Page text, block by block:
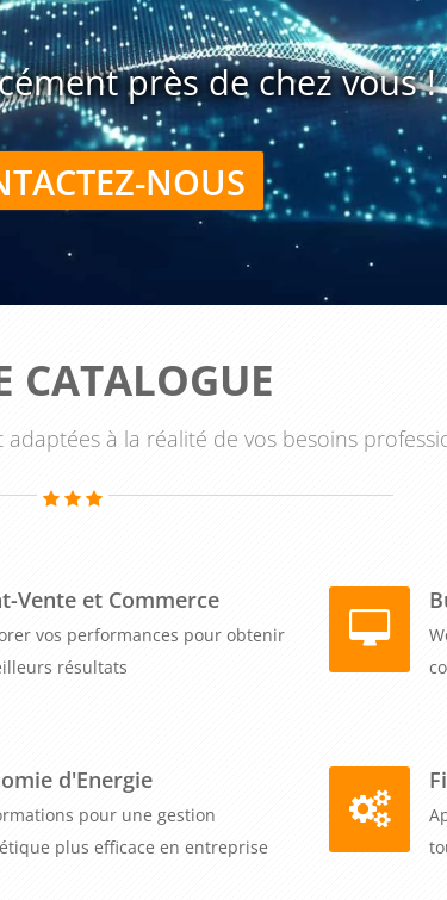
près de chez vous !
NOUS
CATALOGUE
à la réalité de vos besoins
Vente et Commerce
vos performances pour obtenir
résultats
d'Energie
pour une gestion
plus efficace en entreprise